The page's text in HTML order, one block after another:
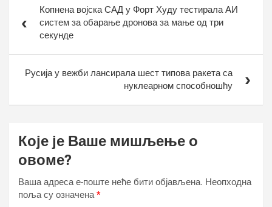
чланкаКопнена војска САД у Форт Худу тестирала АИ
систем за обарање дронова за мање од три
секунде
Русија у вежби лансирала шест типова ракета са
нуклеарном способношћу
Које је Ваше мишљење о
овоме?
Ваша адреса е-поште неће бити објављена. Неопходна
поља су означена*